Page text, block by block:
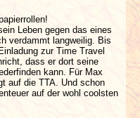
Leben gegen das eines
verdammt langweilig. Bis
zur Time Travel
dass er dort seine
kann. Für Max
auf die TTA. Und schon
auf der wohl coolsten